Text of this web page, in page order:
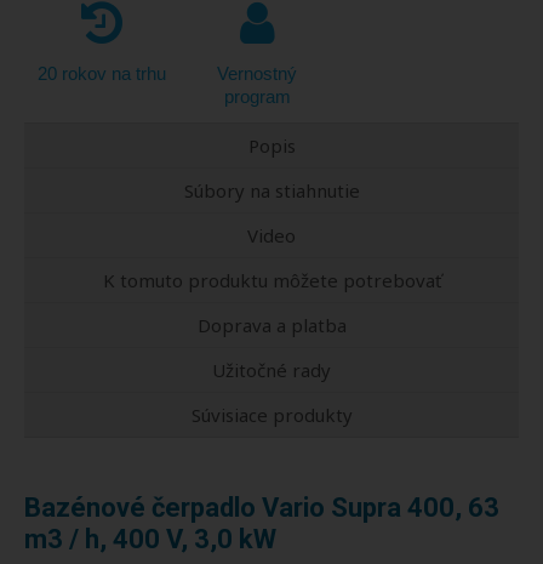
20 rokov na trhu
Vernostný
program
Popis
Súbory na stiahnutie
Video
K tomuto produktu môžete potrebovať
Doprava a platba
Užitočné rady
Súvisiace produkty
Bazénové čerpadlo Vario Supra 400, 63
m3 / h, 400 V, 3,0 kW